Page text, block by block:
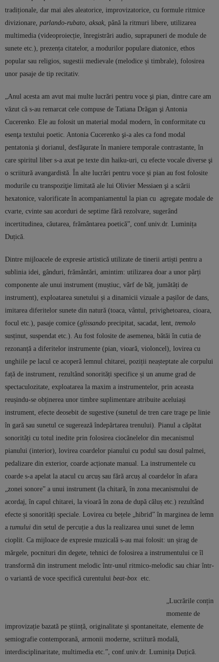
tradiționale, dar mai ales aleatorice, improvizatorice, cu formule ritmice
divizionare, parlando-rubato aksak , până la ritmuri libere, utilizarea
multimedia (videoproiecție, înregistrări audio, suprapuneri de module de
sunete etc.), prezența citatelor, a modurilor populare diatonice, ethos
popular sau religios, sugestii medievale (melodice și timbrale), folosirea
unor pasaje de tip recitativ.
„Anul acesta am avut mai multe lucrări pentru voce şi pian, dintre care am
văzut că s-au remarcat cele compuse de Tatiana Drăgan şi Antonia
Cucerenko. Ele au folosit un material modal modern, în conformitate cu
esenţa textului poetic. Antonia Cucerenko şi-a ales ca fond modal
pentatonia şi dorianul, desfăşurate în maniere temporale contrastante, în
care spiritul liber s-a axat pe texte din haiku-uri, cu efecte vocale diverse şi
o scriitură avangardistă. În alte lucrări pentru voce și pian au fost folosite
modurile cu transpoziţie limitată ale lui Olivier Messiaen şi a scării
hexatonice, valorificate în acompaniamentul la pian cu agregate modale de
cvarte, cvinte sau acorduri de septime fără rezolvare, sugerând
incertitudinea, căutarea, frământarea poetică”, conf.univ.dr. Luminița
Duțică.
Dintre mijloacele de expresie artistică utilizate de tinerii artiști pentru a
sublinia idei, gânduri, frământări, amintim: utilizarea doar a unor părți
componente ale unui instrument (muștiuc, vârf de băț, jumătăți de
instrument), exploatarea sunetului și a dinamicii vizuale a pașilor de dans,
imitarea diferitelor sunete din natură (toaca, vântul, privighetoarea, cioara,
focul etc.), pasaje comice (glissando precipitat, sacadat, lent, tremolo
susținut, suspendat etc.). Au fost folosite de asemenea, bătăi în cutia de
rezonanță a diferitelor instrumente (pian, vioară, violoncel), lovirea cu
unghiile pe lacul ce acoperă lemnul chitarei, poziții neașteptate ale corpului
față de instrument, rezultând sonorități specifice și un anume grad de
spectaculozitate, exploatarea la maxim a instrumentelor, prin aceasta
reușindu-se obținerea unor timbre suplimentare atribuite aceluiași
instrument, efecte deosebit de sugestive (sunetul de tren care trage pe linie
în gară sau sunetul ce sugerează îndepărtarea trenului). Pianul a căpătat
sonorități cu totul inedite prin folosirea ciocănelelor din mecanismul
pianului (interior), lovirea coardelor pianului cu podul sau dosul palmei,
pedalizare din exterior, coarde acționate manual. La instrumentele cu
coarde s-a apelat la atacul cu arcuș sau fără arcuș al coardelor în afara
„zonei sonore” a unui instrument (la chitară, în zona mecanismului de
acordaj, în capul chitarei, la vioară în zona de după căluș etc.) rezultând
efecte și sonorități speciale. Lovirea cu bețele „hibrid” în marginea de lemn
a tumului din setul de percuție a dus la realizarea unui sunet de lemn
cioplit. Ca mijloace de expresie muzicală s-au mai folosit: un șirag de
mărgele, pocnituri din degete, tehnici de folosirea a instrumentului ce îl
transformă din instrument melodic într-unul ritmico-melodic sau chiar într-
o variantă de voce specifică curentului beat-box etc.
„Lucrările conțin
momente de
improvizație bazată pe știință, originalitate și spontaneitate, elemente de
semiografie contemporană, armonii moderne, scriitură modală,
interdisciplinaritate, multimedia etc.”, conf.univ.dr. Luminița Duțică.